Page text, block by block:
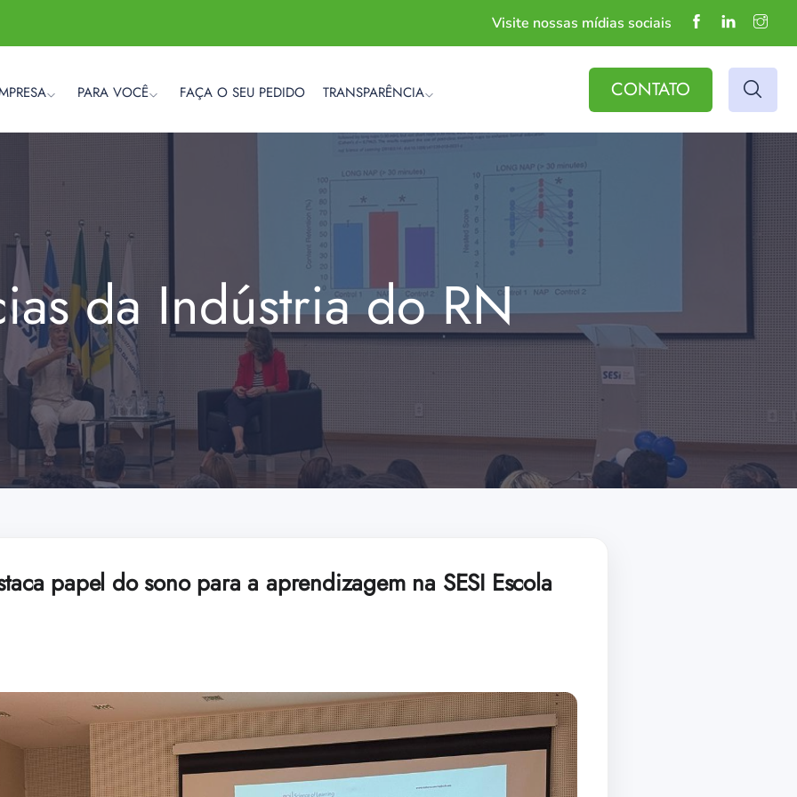
Visite nossas mídias sociais
PARA VOCÊ FAÇA O SEU PEDIDO TRANSPARÊNCIA CONTATO
da Indústria do RN
papel do sono para a aprendizagem na SESI Escola